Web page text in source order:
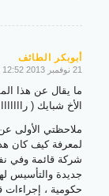
أبوبكر الطائف
says:
21 نوفمبر 2013 at 12:52 م
ما يقال عن هذا
الأخ شبايك (
ملاحظتي الأولى
لمعرفة كيف كان
شركة قائمة وفي
جديدة والتأسيس
حكومية ، إجراءات